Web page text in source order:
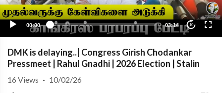
00:00 03:14 10
DMK is delaying..| Congress Girish Chodankar
Pressmeet | Rahul Gnadhi | 2026 Election | Stalin
16 Views · 10/02/26